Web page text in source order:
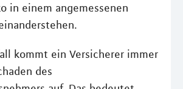
in einem angemessenen
kommt ein Versicherer immer
des